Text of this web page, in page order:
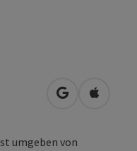
in Google
in
umgeben von